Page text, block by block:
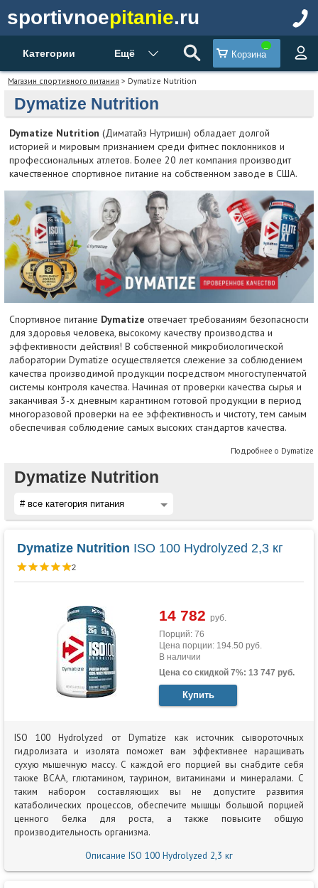
sportivnoepitanie.ru
Категории Ещё Корзина
Магазин спортивного питания > Dymatize Nutrition
Dymatize Nutrition
Dymatize Nutrition (Диматайз Нутришн) обладает долгой
историей и мировым признанием среди фитнес поклонников и
профессиональных атлетов. Более 20 лет компания производит
качественное спортивное питание на собственном заводе в США.
Спортивное питание Dymatize отвечает требованиям безопасности
для здоровья человека, высокому качеству производства и
эффективности действия! В собственной микробиологической
лаборатории Dymatize осуществляется слежение за соблюдением
качества производимой продукции посредством многоступенчатой
системы контроля качества. Начиная от проверки качества сырья и
заканчивая 3-х дневным карантином готовой продукции в период
многоразовой проверки на ее эффективность и чистоту, тем самым
обеспечивая соблюдение самых высоких стандартов качества.
Подробнее о Dymatize
Dymatize Nutrition
Dymatize Nutrition ISO 100 Hydrolyzed 2,3 кг
2
14 782 руб.
Порций: 76
Цена порции: 194.50 руб.
В наличии
Цена со скидкой 7%: 13 747 руб.
Купить
ISO 100 Hydrolyzed от Dymatize как источник сывороточных
гидролизата и изолята поможет вам эффективнее наращивать
сухую мышечную массу. С каждой его порцией вы снабдите себя
также BCAA, глютамином, таурином, витаминами и минералами. С
таким набором составляющих вы не допустите развития
катаболических процессов, обеспечите мышцы большой порцией
ценного белка для роста, а также повысите общую
производительность организма.
Описание ISO 100 Hydrolyzed 2,3 кг